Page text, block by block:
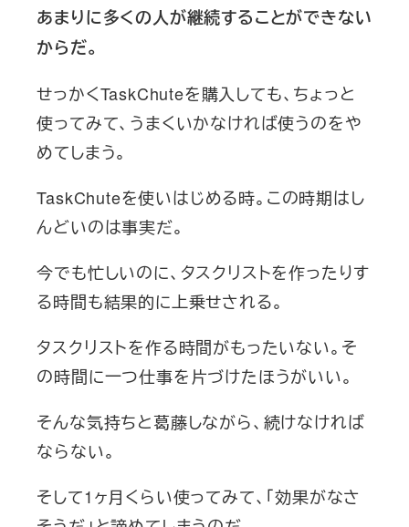
あまりに多くの人が継続することができない
からだ。
せっかくTaskChuteを購入しても、ちょっと
使ってみて、うまくいかなければ使うのをや
めてしまう。
TaskChuteを使いはじめる時。この時期はし
んどいのは事実だ。
今でも忙しいのに、タスクリストを作ったりす
る時間も結果的に上乗せされる。
タスクリストを作る時間がもったいない。そ
の時間に一つ仕事を片づけたほうがいい。
そんな気持ちと葛藤しながら、続けなければ
ならない。
そして1ヶ月くらい使ってみて、「効果がなさ